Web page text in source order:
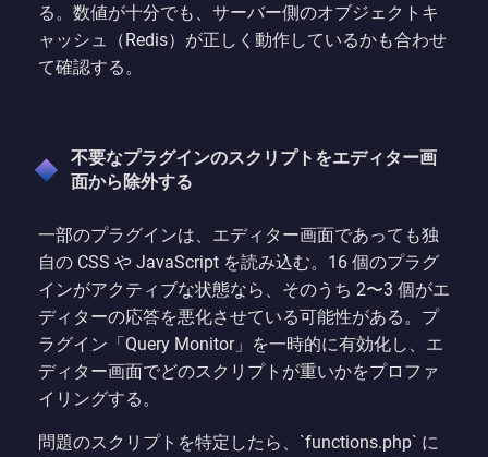
る。数値が十分でも、サーバー側のオブジェクトキ
ャッシュ（Redis）が正しく動作しているかも合わせ
て確認する。
不要なプラグインのスクリプトをエディター画
面から除外する
一部のプラグインは、エディター画面であっても独
自の CSS や JavaScript を読み込む。16 個のプラグ
インがアクティブな状態なら、そのうち 2〜3 個がエ
ディターの応答を悪化させている可能性がある。プ
ラグイン「Query Monitor」を一時的に有効化し、エ
ディター画面でどのスクリプトが重いかをプロファ
イリングする。
問題のスクリプトを特定したら、`functions.php` に